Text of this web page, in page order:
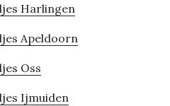
Harlingen
Apeldoorn
Oss
Ijmuiden